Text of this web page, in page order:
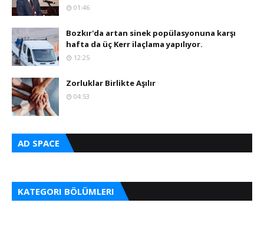
01:46
Bozkır'da artan sinek popülasyonuna karşı
hafta da üç Kerr ilaçlama yapılıyor.
12:25
Zorluklar Birlikte Aşılır
04:53
AD SPACE
KATEGORI BÖLÜMLERI